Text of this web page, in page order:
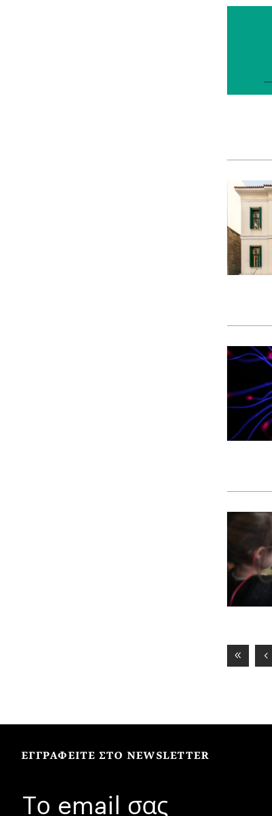
ΕΓΓΡΑΦΕΙΤΕ ΣΤΟ NEWSLETTER